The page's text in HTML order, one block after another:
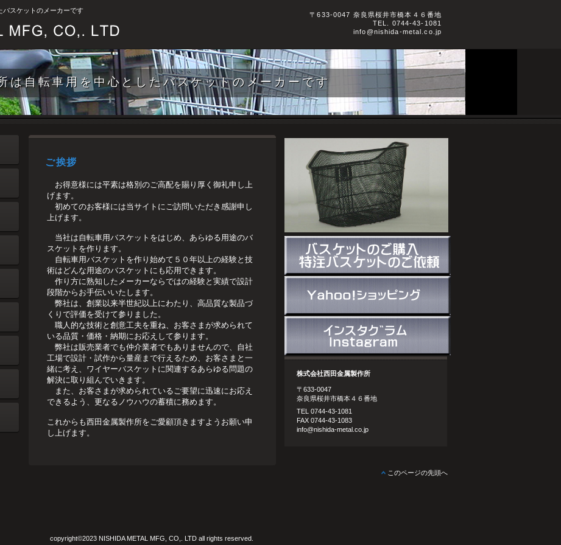
バスケットのメーカーです
〒633-0047 奈良県桜井市橋本４６番地
TEL. 0744-43-1081
info@nishida-metal.co.jp
は自転車用を中心としたバスケットのメーカーです
ご挨拶
お得意様には平素は格別のご高配を賜り厚く御礼申し上
げます。
初めてのお客様には当サイトにご訪問いただき感謝申し
上げます。
当社は自転車用バスケットをはじめ、あらゆる用途のバ
スケットを作ります。
自転車用バスケットを作り始めて５０年以上の経験と技
術はどんな用途のバスケットにも応用できます。
作り方に熟知したメーカーならではの経験と実績で設計
段階からお手伝いいたします。
弊社は、創業以来半世紀以上にわたり、高品質な製品づ
くりで評価を受けて参りました。
職人的な技術と創意工夫を重ね、お客さまが求められて
いる品質・価格・納期にお応えして参ります。
弊社は販売業者でも仲介業者でもありませんので、自社
工場で設計・試作から量産まで行えるため、お客さまと一
緒に考え、ワイヤーバスケットに関連するあらゆる問題の
解決に取り組んでいきます。
また、お客さまが求められているご要望に迅速にお応え
できるよう、更なるノウハウの蓄積に務めます。
これからも西田金属製作所をご愛顧頂きますようお願い申
し上げます。
このページの先頭へ
株式会社西田金属製作所
〒633-0047
奈良県桜井市橋本４６番地
TEL 0744-43-1081
FAX 0744-43-1083
info@nishida-metal.co.jp
copyright©2023 NISHIDA METAL MFG, CO,. LTD all rights reserved.